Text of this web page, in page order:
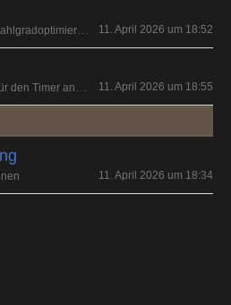
11. April 2026 um 18:52
11. April 2026 um 18:55
11. April 2026 um 18:34